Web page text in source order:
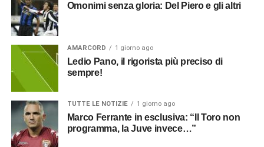
Omonimi senza gloria: Del Piero e gli altri
AMARCORD 1 giorno ago
Ledio Pano, il rigorista più preciso di
sempre!
TUTTE LE NOTIZIE 1 giorno ago
Marco Ferrante in esclusiva: “Il Toro non
programma, la Juve invece…”